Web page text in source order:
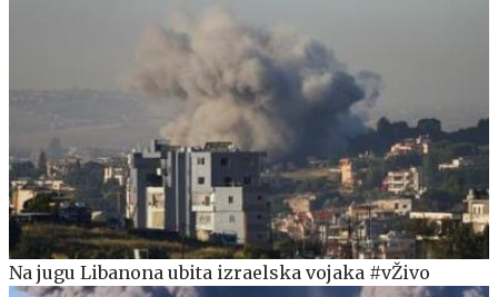
Na jugu Libanona ubita izraelska vojaka #vŽivo